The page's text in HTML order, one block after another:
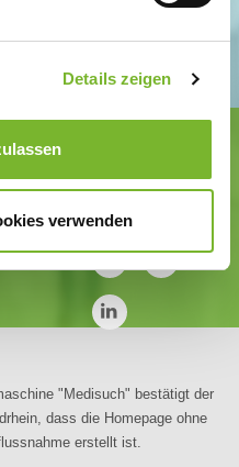
Details zeigen
verwenden
"Medisuch" bestätigt der
dass die Homepage ohne
erstellt ist.